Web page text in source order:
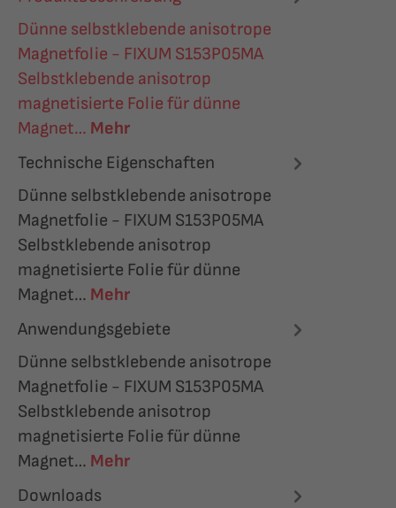
Dünne selbstklebende anisotrope
Magnetfolie - FIXUM S153P05MA
Selbstklebende anisotrop
magnetisierte Folie für dünne
Magnet… Mehr
Technische Eigenschaften
Dünne selbstklebende anisotrope
Magnetfolie - FIXUM S153P05MA
Selbstklebende anisotrop
magnetisierte Folie für dünne
Magnet… Mehr
Anwendungsgebiete
Dünne selbstklebende anisotrope
Magnetfolie - FIXUM S153P05MA
Selbstklebende anisotrop
magnetisierte Folie für dünne
Magnet… Mehr
Downloads